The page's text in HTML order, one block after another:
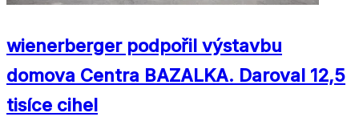
wienerberger podpořil výstavbu
domova Centra BAZALKA. Daroval 12,5
tisíce cihel